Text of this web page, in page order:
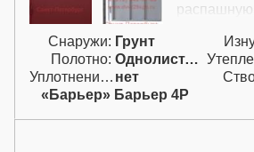
распашную
для
хранятся
резина и
дорогие
Снаружи: Грунт
Полотно:
Однолист. проф.
Уплотнение: нет
«Барьер» Барьер 4Р